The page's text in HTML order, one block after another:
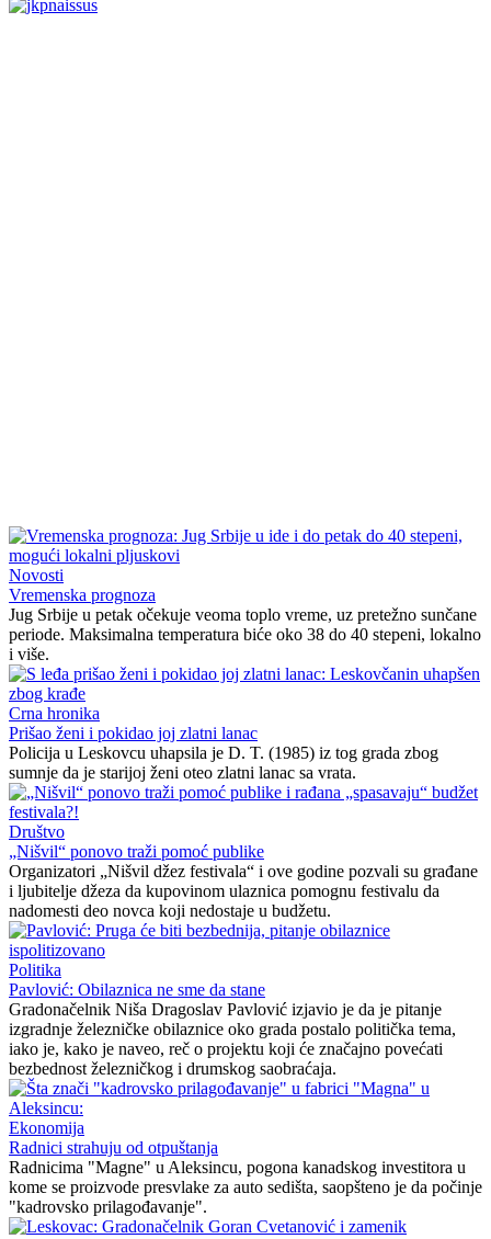
Novosti
Vremenska prognoza
Jug Srbije u petak očekuje veoma toplo vreme, uz pretežno sunčane
periode. Maksimalna temperatura biće oko 38 do 40 stepeni, lokalno
i više.
Crna hronika
Prišao ženi i pokidao joj zlatni lanac
Policija u Leskovcu uhapsila je D. T. (1985) iz tog grada zbog
sumnje da je starijoj ženi oteo zlatni lanac sa vrata.
Društvo
„Nišvil“ ponovo traži pomoć publike
Organizatori „Nišvil džez festivala“ i ove godine pozvali su građane
i ljubitelje džeza da kupovinom ulaznica pomognu festivalu da
nadomesti deo novca koji nedostaje u budžetu.
Politika
Pavlović: Obilaznica ne sme da stane
Gradonačelnik Niša Dragoslav Pavlović izjavio je da je pitanje
izgradnje železničke obilaznice oko grada postalo politička tema,
iako je, kako je naveo, reč o projektu koji će značajno povećati
bezbednost železničkog i drumskog saobraćaja.
Ekonomija
Radnici strahuju od otpuštanja
Radnicima "Magne" u Aleksincu, pogona kanadskog investitora u
kome se proizvode presvlake za auto sedišta, saopšteno je da počinje
"kadrovsko prilagođavanje".